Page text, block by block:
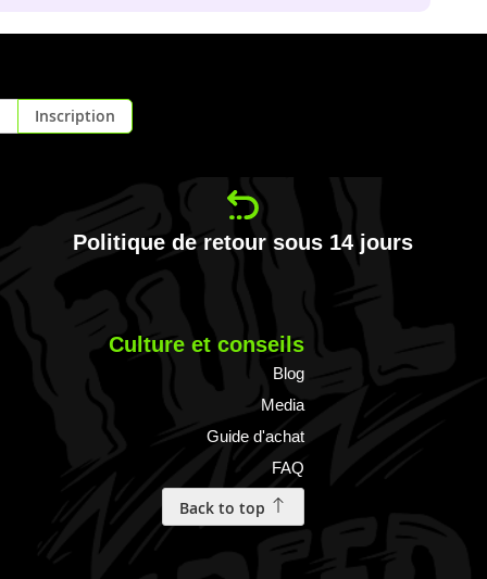
Inscription
Politique de retour sous 14 jours
Culture et conseils
Blog
Media
Guide d'achat
FAQ
Back to top